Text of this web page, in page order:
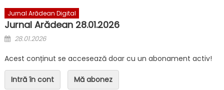
Jurnal Arădean Digital
Jurnal Arădean 28.01.2026
Posted on
28.01.2026
Acest conținut se accesează doar cu un abonament activ!
Intră în cont Mă abonez